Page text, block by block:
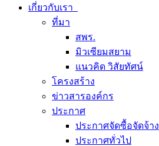
เกี่ยวกับเรา
ที่มา
สพร.
มิวเซียมสยาม
แนวคิด วิสัยทัศน์
โครงสร้าง
ข่าวสารองค์กร
ประกาศ
ประกาศจัดซื้อจัดจ้าง
ประกาศทั่วไป